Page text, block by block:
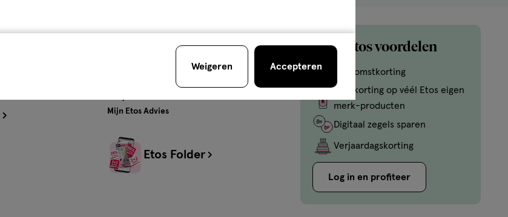
Advies & Inspiratie
Mijn Etos Advies
Etos Folder
Mijn Etos voordelen
Welkomstkorting
10% korting op véél Etos eigen
merk-producten
Digitaal zegels sparen
Verjaardagskorting
Log in en profiteer
Weigeren Accepteren